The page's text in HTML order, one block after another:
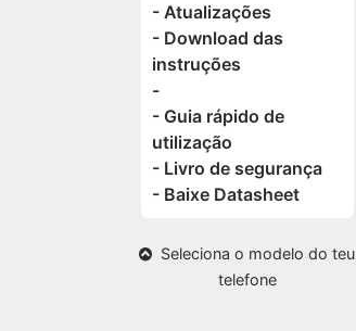
- Atualizações
- Download das
instruções
-
- Guia rápido de
utilização
- Livro de segurança
- Baixe Datasheet
Seleciona o modelo do teu
telefone